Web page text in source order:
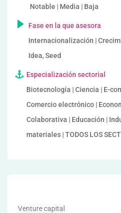
Notable | Media | Baja
Fase en la que asesora
Internacionalización |
Idea, Seed
Especialización sectorial
Biotecnología | Ciencia | E-
Comercio electrónico |
Colaborativa | Educación |
materiales | TODOS LOS
Venture capital